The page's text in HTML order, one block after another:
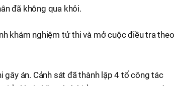
đã không qua khỏi.
khám nghiệm tử thi và mở cuộc điều tra theo
án. Cảnh sát đã thành lập 4 tổ công tác